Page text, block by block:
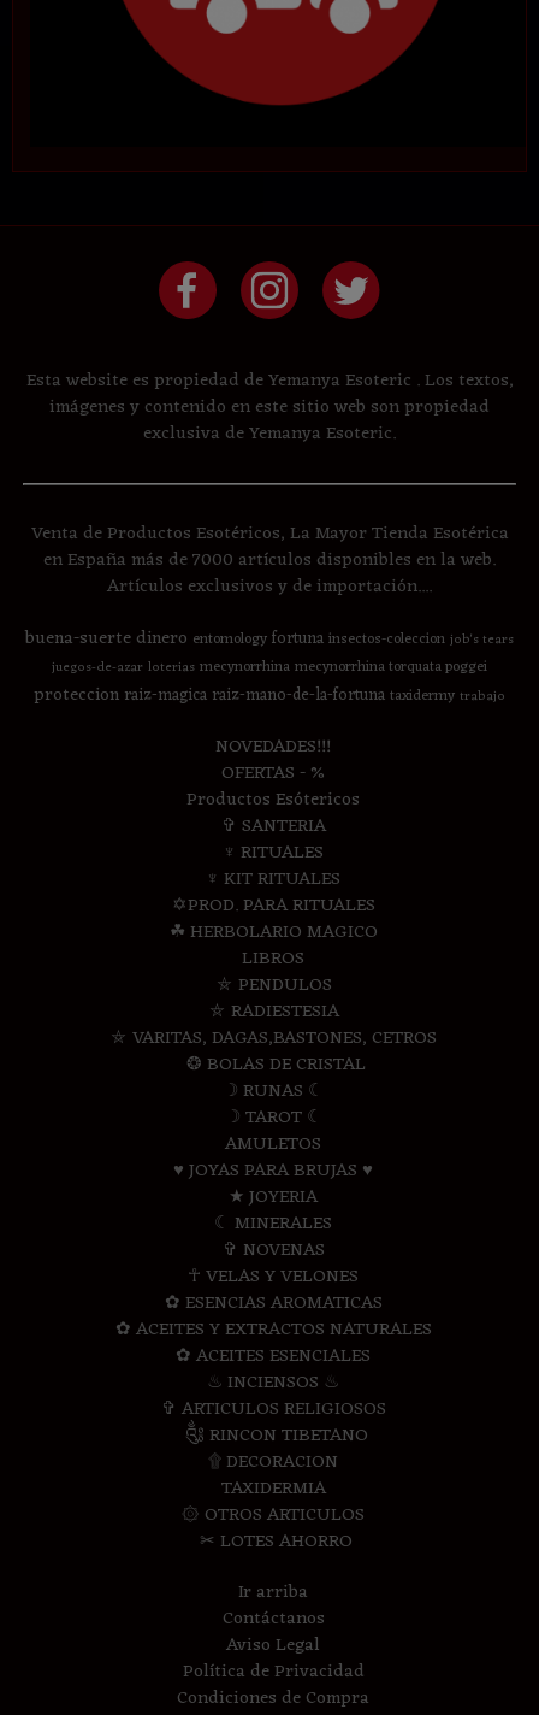
Esta website es propiedad de Yemanya Esoteric . Los textos,
imágenes y contenido en este sitio web son propiedad
exclusiva de Yemanya Esoteric.
Venta de Productos Esotéricos, La Mayor Tienda Esotérica
en España más de 7000 artículos disponibles en la web.
Artículos exclusivos y de importación....
buena-suertedinero entomologyfortunainsectos-coleccion job's tears
juegos-de-azar loterias mecynorrhinamecynorrhina torquata poggei
proteccion raiz-magica raiz-mano-de-la-fortunataxidermy trabajo
NOVEDADES!!!
OFERTAS - %
Productos Esótericos
✞ SANTERIA
♆ RITUALES
♆ KIT RITUALES
✡PROD. PARA RITUALES
☘ HERBOLARIO MAGICO
LIBROS
⛤ PENDULOS
⛤ RADIESTESIA
⛤ VARITAS, DAGAS,BASTONES, CETROS
❂ BOLAS DE CRISTAL
☽ RUNAS ☾
☽ TAROT ☾
AMULETOS
♥ JOYAS PARA BRUJAS ♥
★ JOYERIA
☾ MINERALES
✞ NOVENAS
☥ VELAS Y VELONES
✿ ESENCIAS AROMATICAS
✿ ACEITES Y EXTRACTOS NATURALES
✿ ACEITES ESENCIALES
♨ INCIENSOS ♨
✞ ARTICULOS RELIGIOSOS
༃ RINCON TIBETANO
۩ DECORACION
TAXIDERMIA
۞ OTROS ARTICULOS
✂ LOTES AHORRO
Ir arriba
Contáctanos
Aviso Legal
Política de Privacidad
Condiciones de Compra